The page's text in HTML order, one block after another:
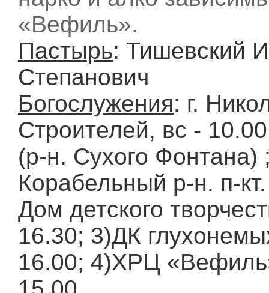
«Вефиль».
Пастырь: Тишевский
Степанович
Богослужения: г.
Строителей, вс -
(р-н. Сухого Фонтана)
Корабельный р-н. п-
Дом детского
16.30; 3)ДК
16.00; 4)ХРЦ